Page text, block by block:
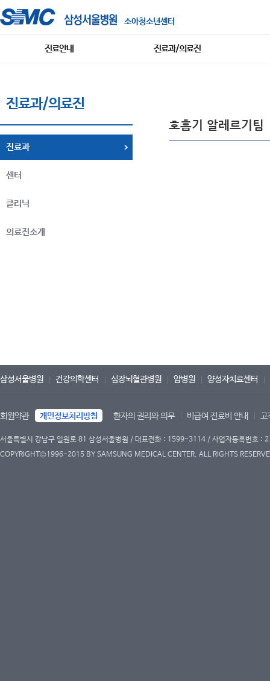
소아청소년센터
진료안내 진료과/의료진
진료과/의료진
진료과
센터
클리닉
의료진소개
호흡기 알레르기팀
삼성서울병원 건강의학센터 심장뇌혈관병원 암병원 양성자치료센터
회원약관 개인정보처리방침 환자의 권리와 의무 비급여 진료비 안내 고
서울특별시 강남구 일원로 81 삼성서울병원 / 대표전화 : 1599-3114 / 사업자등록번호
COPYRIGHT©1996-2015 BY SAMSUNG MEDICAL CENTER. ALL RIGHTS